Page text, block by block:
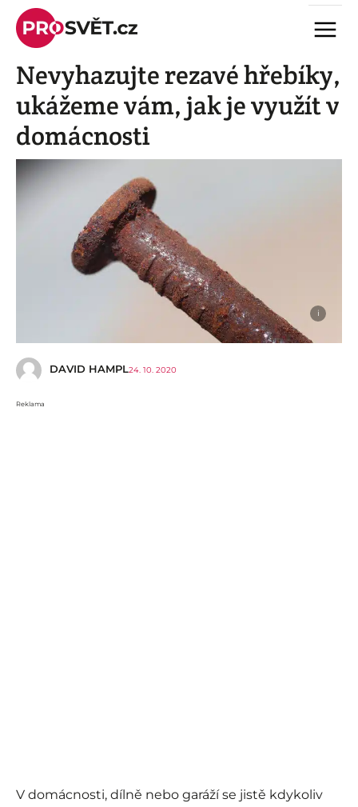
Skip
content
Menu
Nevyhazujte rezavé hřebíky,
ukážeme vám, jak je využít v
domácnosti
i
DAVID HAMPL24. 10. 2020
Reklama
V domácnosti, dílně nebo garáží se jistě kdykoliv